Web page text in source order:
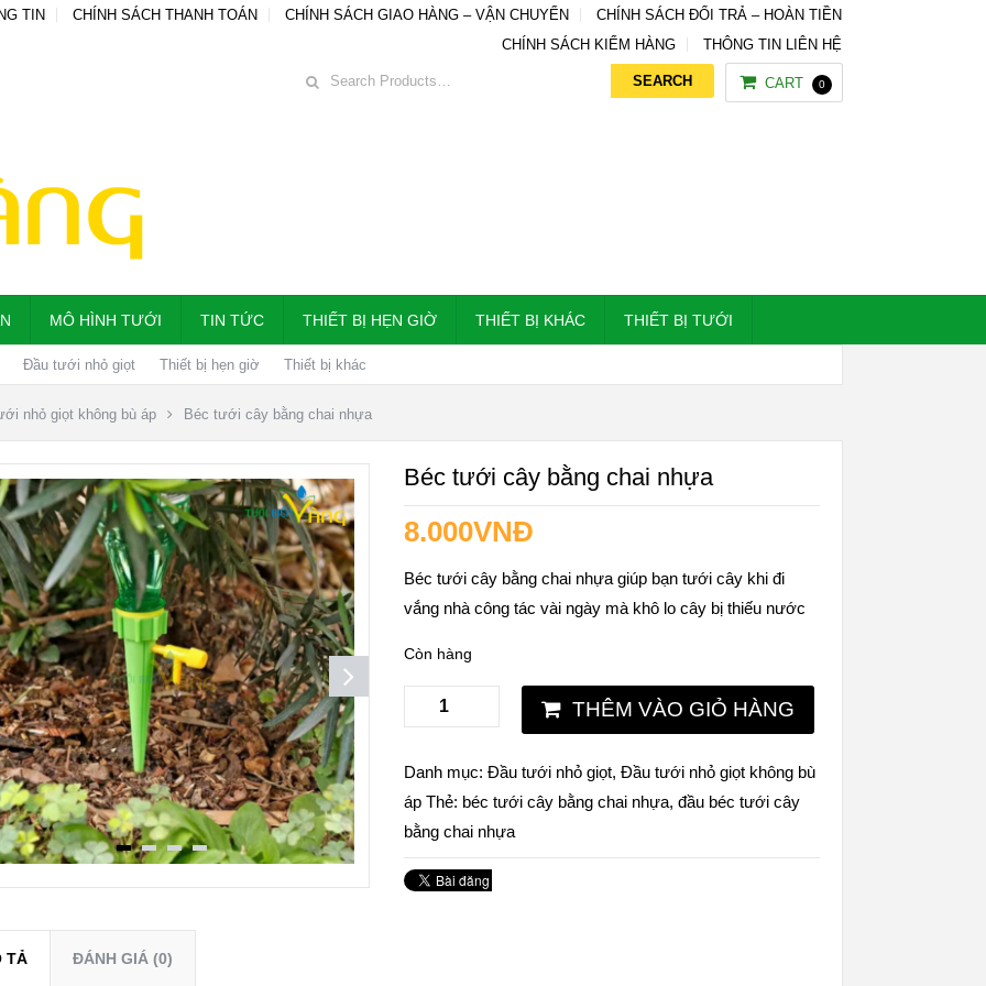
TIN CHÍNH SÁCH THANH TOÁN CHÍNH SÁCH GIAO HÀNG – VẬN CHUYỂN
CHÍNH SÁCH ĐỔI TRẢ – HOÀN TIỀN
CHÍNH SÁCH KIỂM HÀNG
THÔNG TIN LIÊN HỆ
CART 0
MÔ HÌNH TƯỚI TIN TỨC THIẾT BỊ HẸN GIỜ THIẾT BỊ KHÁC THIẾT BỊ TƯỚI
Đầu tưới nhỏ giọt Thiết bị hẹn giờ Thiết bị khác
nhỏ giọt không bù áp Béc tưới cây bằng chai nhựa
Béc tưới cây bằng chai nhựa
8.000VNĐ
Béc tưới cây bằng chai nhựa giúp bạn tưới cây khi đi
vắng nhà công tác vài ngày mà khô lo cây bị thiếu nước
Còn hàng
THÊM VÀO GIỎ HÀNG
Danh mục:Đầu tưới nhỏ giọt,Đầu tưới nhỏ giọt không bù
áp Thẻ: béc tưới cây bằng chai nhựa,đầu béc tưới cây
bằng chai nhựa
TẢ ĐÁNH GIÁ (0)